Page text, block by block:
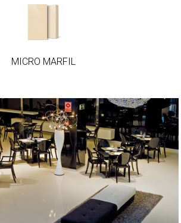
MARFIL
MICRO MARFIL